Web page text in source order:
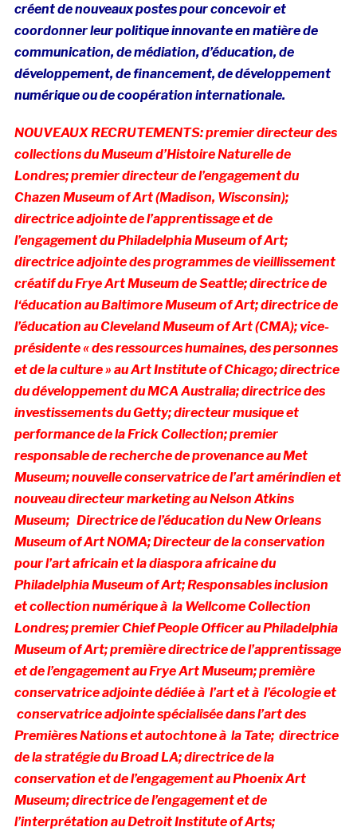
créent de nouveaux postes pour concevoir et
coordonner leur politique innovante en matière de
communication, de médiation, d’éducation, de
développement, de financement, de développement
numérique ou de coopération internationale.
NOUVEAUX RECRUTEMENTS: premier directeur des
collections du Museum d’Histoire Naturelle de
Londres;premier directeur de l’engagement du
Chazen Museum of Art (Madison, Wisconsin);
directrice adjointe de l’apprentissage et de
l’engagement du Philadelphia Museum of Art;
directrice adjointe des programmes de vieillissement
créatif du Frye Art Museum de Seattle; directrice de
l‘éducation au Baltimore Museum of Art;directrice de
l’éducation au Cleveland Museum of Art (CMA); vice-
présidente « des ressources humaines, des personnes
et de la culture » au Art Institute of Chicago;directrice
du développement du MCA Australia;directrice des
investissements du Getty;directeur musique et
performance de la Frick Collection; premier
responsable de recherche de provenance au Met
Museum; nouvelle conservatrice de l’art amérindien et
nouveau directeur marketing au Nelson Atkins
Museum; Directrice de l’éducation du New Orleans
Museum of Art NOMA; Directeur de la conservation
pour l’art africain et la diaspora africaine du
Philadelphia Museum of Art;Responsables inclusion
et collection numérique à la Wellcome Collection
Londres; premier Chief People Officer auPhiladelphia
Museum of Art; premièredirectrice de l’apprentissage
et de l’engagement au Frye Art Museum;première
conservatrice adjointe dédiée à l’art et à l’écologie et
conservatrice adjointe spécialisée dans l’art des
Premières Nations et autochtone à la Tate; directrice
de la stratégie du Broad LA;directrice de la
conservation et de l’engagement au Phoenix Art
Museum; directrice de l’engagement et de
l’interprétation au Detroit Institute of Arts;